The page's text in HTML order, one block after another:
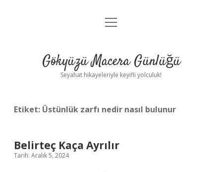
Anasayfa
Yasal Uyarı
menüyü
Gökyüzü Macera Günlüğü
Seyahat hikayeleriyle keyifli yolculuk!
Etiket: Üstünlük zarfı nedir nasıl bulunur
Belirteç Kaça Ayrılır
Tarih: Aralık 5, 2024